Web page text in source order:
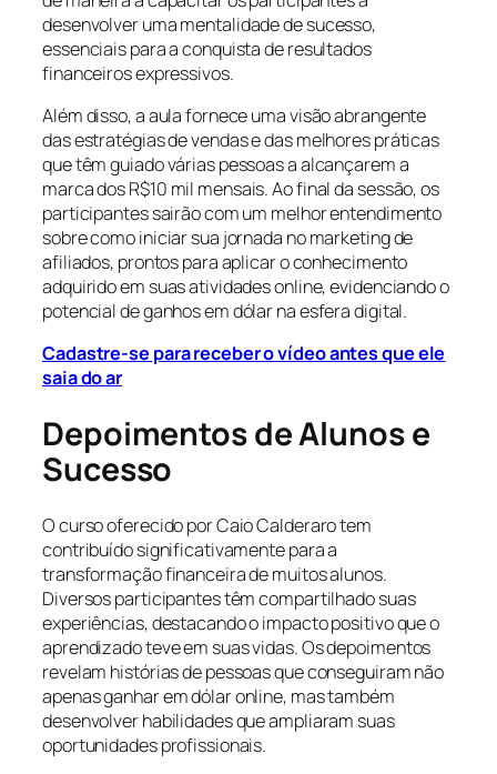
desenvolver uma mentalidade de sucesso,
essenciais para a conquista de resultados
financeiros expressivos.
Além disso, a aula fornece uma visão abrangente
das estratégias de vendas e das melhores práticas
que têm guiado várias pessoas a alcançarem a
marca dos R$10 mil mensais. Ao final da sessão, os
participantes sairão com um melhor entendimento
sobre como iniciar sua jornada no marketing de
afiliados, prontos para aplicar o conhecimento
adquirido em suas atividades online, evidenciando o
potencial de ganhos em dólar na esfera digital.
Cadastre-se para receber o vídeo antes que ele
saia do ar
Depoimentos de Alunos e
Sucesso
O curso oferecido por Caio Calderaro tem
contribuído significativamente para a
transformação financeira de muitos alunos.
Diversos participantes têm compartilhado suas
experiências, destacando o impacto positivo que o
aprendizado teve em suas vidas. Os depoimentos
revelam histórias de pessoas que conseguiram não
apenas ganhar em dólar online, mas também
desenvolver habilidades que ampliaram suas
oportunidades profissionais.